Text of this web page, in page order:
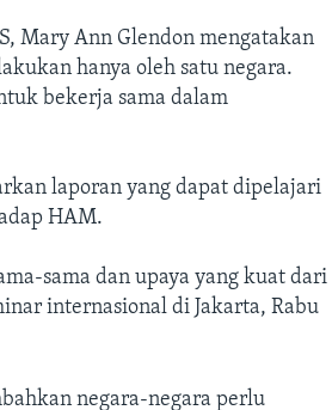
Mary Ann Glendon mengatakan
hanya oleh satu negara.
bekerja sama dalam
laporan yang dapat dipelajari
HAM.
sama dan upaya yang kuat dari
internasional di Jakarta, Rabu
negara-negara perlu